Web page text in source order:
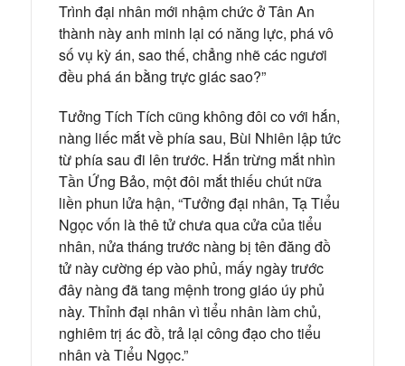
Trình đại nhân mới nhậm chức ở Tân An
thành này anh minh lại có năng lực, phá vô
số vụ kỳ án, sao thế, chẳng nhẽ các ngươi
đều phá án bằng trực giác sao?”
Tưởng Tích Tích cũng không đôi co với hắn,
nàng liếc mắt về phía sau, Bùi Nhiên lập tức
từ phía sau đi lên trước. Hắn trừng mắt nhìn
Tần Ứng Bảo, một đôi mắt thiếu chút nữa
liền phun lửa hận, “Tưởng đại nhân, Tạ Tiểu
Ngọc vốn là thê tử chưa qua cửa của tiểu
nhân, nửa tháng trước nàng bị tên đăng đồ
tử này cường ép vào phủ, mấy ngày trước
đây nàng đã tang mệnh trong giáo úy phủ
này. Thỉnh đại nhân vì tiểu nhân làm chủ,
nghiêm trị ác đồ, trả lại công đạo cho tiểu
nhân và Tiểu Ngọc.”